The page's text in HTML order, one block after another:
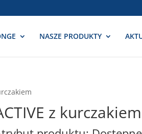
NASZE PRODUKTY
z kurczakiem